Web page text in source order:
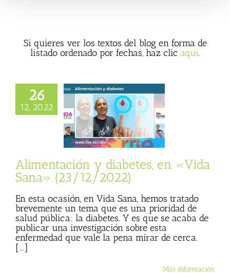
Si quieres ver los textos del blog en forma de
listado ordenado por fechas, haz clic aquí.
26
12, 2022
y diabetes,
Sana»
Alimentación y diabetes, en «Vida
Sana» (23/12/2022)
En esta ocasión, en Vida Sana, hemos tratado
brevemente un tema que es una prioridad de
salud pública: la diabetes. Y es que se acaba de
publicar una investigación sobre esta
enfermedad que vale la pena mirar de cerca.
[...]
Más información